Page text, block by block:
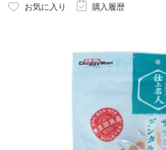
お気に入り 購入履歴